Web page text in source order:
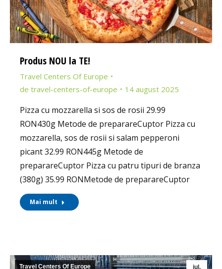
Produs NOU la TE!
Travel Centers Of Europe
de travel-centers-of-europe 14 august 2025
Pizza cu mozzarella si sos de rosii 29.99
RON430g Metode de preparareCuptor Pizza cu
mozzarella, sos de rosii si salam pepperoni
picant 32.99 RON445g Metode de
preparareCuptor Pizza cu patru tipuri de branza
(380g) 35.99 RONMetode de preparareCuptor
Mai mult
iul.
Travel Centers Of Europe